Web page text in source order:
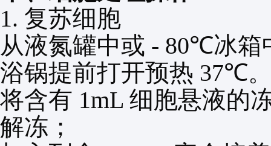
1. 复苏细胞
从液氮罐中或 - 80℃冰箱
浴锅提前打开预热 37℃
将含有 1mL 细胞悬液的
解冻；